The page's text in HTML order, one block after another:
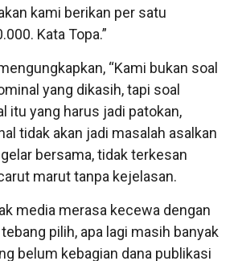
kami berikan per satu
Kata Topa.”
“Kami bukan soal
yang dikasih, tapi soal
itu yang harus jadi patokan,
tidak akan jadi masalah asalkan
bersama, tidak terkesan
marut tanpa kejelasan.
media merasa kecewa dengan
pilih, apa lagi masih banyak
belum kebagian dana publikasi